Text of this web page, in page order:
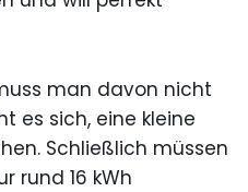
man davon nicht
es sich, eine kleine
Schließlich müssen
rund 16 kWh